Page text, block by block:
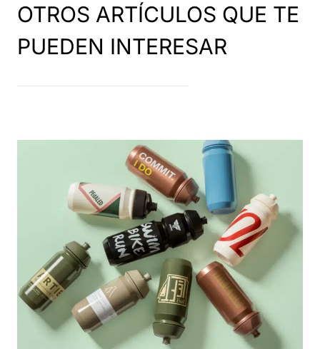
OTROS ARTÍCULOS QUE TE
PUEDEN INTERESAR